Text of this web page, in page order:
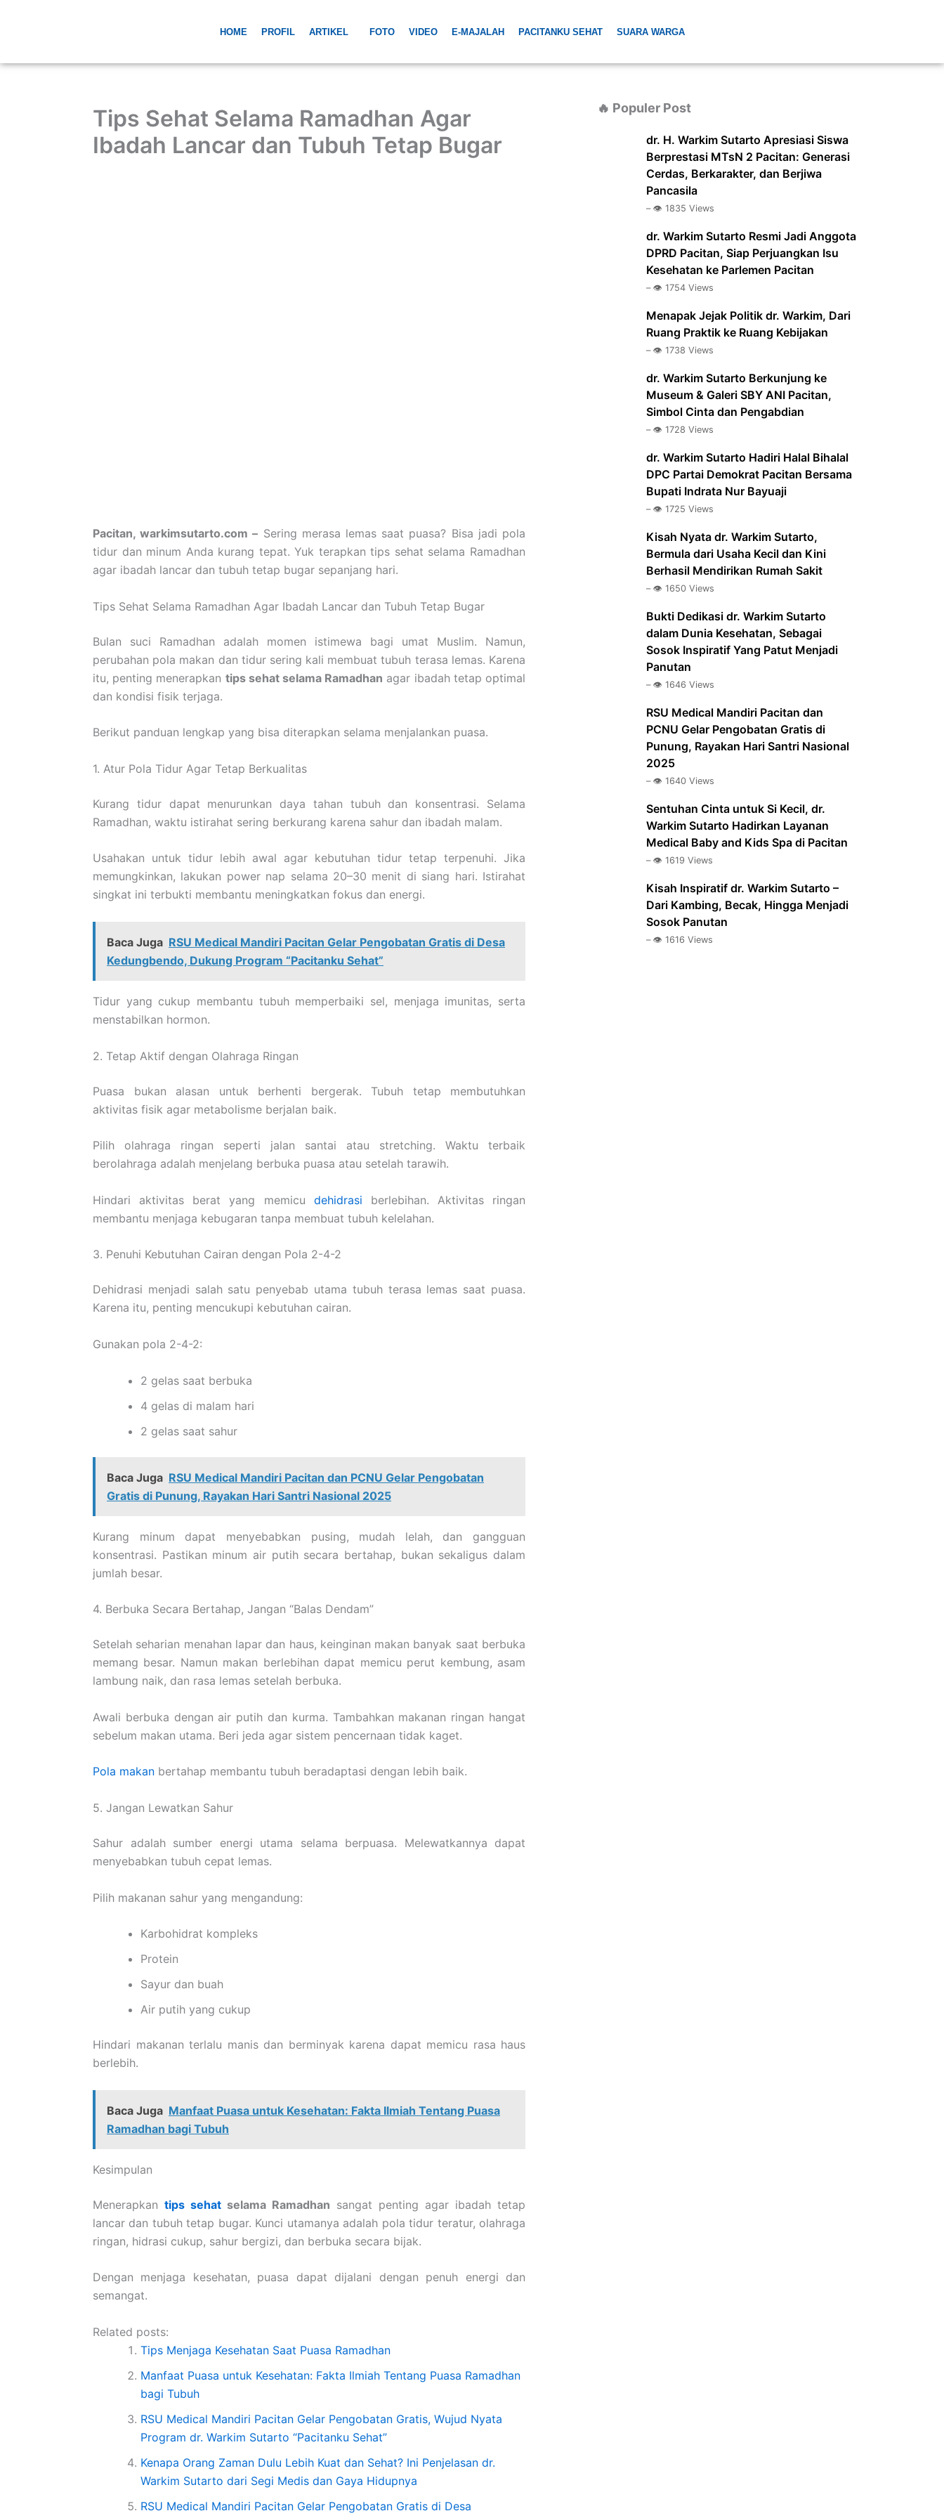
HOME PROFIL ARTIKEL FOTO VIDEO E-MAJALAH PACITANKU SEHAT SUARA WARGA
Tips Sehat Selama Ramadhan Agar
Ibadah Lancar dan Tubuh Tetap Bugar
Pacitan, warkimsutarto.com – Sering merasa lemas saat puasa? Bisa jadi pola
tidur dan minum Anda kurang tepat. Yuk terapkan tips sehat selama Ramadhan
agar ibadah lancar dan tubuh tetap bugar sepanjang hari.
Tips Sehat Selama Ramadhan Agar Ibadah Lancar dan Tubuh Tetap Bugar
Bulan suci Ramadhan adalah momen istimewa bagi umat Muslim. Namun,
perubahan pola makan dan tidur sering kali membuat tubuh terasa lemas. Karena
itu, penting menerapkan tips sehat selama Ramadhan agar ibadah tetap optimal
dan kondisi fisik terjaga.
Berikut panduan lengkap yang bisa diterapkan selama menjalankan puasa.
1. Atur Pola Tidur Agar Tetap Berkualitas
Kurang tidur dapat menurunkan daya tahan tubuh dan konsentrasi. Selama
Ramadhan, waktu istirahat sering berkurang karena sahur dan ibadah malam.
Usahakan untuk tidur lebih awal agar kebutuhan tidur tetap terpenuhi. Jika
memungkinkan, lakukan power nap selama 20–30 menit di siang hari. Istirahat
singkat ini terbukti membantu meningkatkan fokus dan energi.
Baca Juga RSU Medical Mandiri Pacitan Gelar Pengobatan Gratis di Desa
Kedungbendo, Dukung Program “Pacitanku Sehat”
Tidur yang cukup membantu tubuh memperbaiki sel, menjaga imunitas, serta
menstabilkan hormon.
2. Tetap Aktif dengan Olahraga Ringan
Puasa bukan alasan untuk berhenti bergerak. Tubuh tetap membutuhkan
aktivitas fisik agar metabolisme berjalan baik.
Pilih olahraga ringan seperti jalan santai atau stretching. Waktu terbaik
berolahraga adalah menjelang berbuka puasa atau setelah tarawih.
Hindari aktivitas berat yang memicu dehidrasi berlebihan. Aktivitas ringan
membantu menjaga kebugaran tanpa membuat tubuh kelelahan.
3. Penuhi Kebutuhan Cairan dengan Pola 2-4-2
Dehidrasi menjadi salah satu penyebab utama tubuh terasa lemas saat puasa.
Karena itu, penting mencukupi kebutuhan cairan.
Gunakan pola 2-4-2:
2 gelas saat berbuka
4 gelas di malam hari
2 gelas saat sahur
Baca Juga RSU Medical Mandiri Pacitan dan PCNU Gelar Pengobatan
Gratis di Punung, Rayakan Hari Santri Nasional 2025
Kurang minum dapat menyebabkan pusing, mudah lelah, dan gangguan
konsentrasi. Pastikan minum air putih secara bertahap, bukan sekaligus dalam
jumlah besar.
4. Berbuka Secara Bertahap, Jangan “Balas Dendam”
Setelah seharian menahan lapar dan haus, keinginan makan banyak saat berbuka
memang besar. Namun makan berlebihan dapat memicu perut kembung, asam
lambung naik, dan rasa lemas setelah berbuka.
Awali berbuka dengan air putih dan kurma. Tambahkan makanan ringan hangat
sebelum makan utama. Beri jeda agar sistem pencernaan tidak kaget.
Pola makan bertahap membantu tubuh beradaptasi dengan lebih baik.
5. Jangan Lewatkan Sahur
Sahur adalah sumber energi utama selama berpuasa. Melewatkannya dapat
menyebabkan tubuh cepat lemas.
Pilih makanan sahur yang mengandung:
Karbohidrat kompleks
Protein
Sayur dan buah
Air putih yang cukup
Hindari makanan terlalu manis dan berminyak karena dapat memicu rasa haus
berlebih.
Baca Juga Manfaat Puasa untuk Kesehatan: Fakta Ilmiah Tentang Puasa
Ramadhan bagi Tubuh
Kesimpulan
Menerapkan tips sehat selama Ramadhan sangat penting agar ibadah tetap
lancar dan tubuh tetap bugar. Kunci utamanya adalah pola tidur teratur, olahraga
ringan, hidrasi cukup, sahur bergizi, dan berbuka secara bijak.
Dengan menjaga kesehatan, puasa dapat dijalani dengan penuh energi dan
semangat.
Related posts:
Tips Menjaga Kesehatan Saat Puasa Ramadhan
Manfaat Puasa untuk Kesehatan: Fakta Ilmiah Tentang Puasa Ramadhan
bagi Tubuh
RSU Medical Mandiri Pacitan Gelar Pengobatan Gratis, Wujud Nyata
Program dr. Warkim Sutarto “Pacitanku Sehat”
Kenapa Orang Zaman Dulu Lebih Kuat dan Sehat? Ini Penjelasan dr.
Warkim Sutarto dari Segi Medis dan Gaya Hidupnya
RSU Medical Mandiri Pacitan Gelar Pengobatan Gratis di Desa
🔥 Populer Post
dr. H. Warkim Sutarto Apresiasi Siswa
Berprestasi MTsN 2 Pacitan: Generasi
Cerdas, Berkarakter, dan Berjiwa
Pancasila
– 👁️ 1835 Views
dr. Warkim Sutarto Resmi Jadi Anggota
DPRD Pacitan, Siap Perjuangkan Isu
Kesehatan ke Parlemen Pacitan
– 👁️ 1754 Views
Menapak Jejak Politik dr. Warkim, Dari
Ruang Praktik ke Ruang Kebijakan
– 👁️ 1738 Views
dr. Warkim Sutarto Berkunjung ke
Museum & Galeri SBY ANI Pacitan,
Simbol Cinta dan Pengabdian
– 👁️ 1728 Views
dr. Warkim Sutarto Hadiri Halal Bihalal
DPC Partai Demokrat Pacitan Bersama
Bupati Indrata Nur Bayuaji
– 👁️ 1725 Views
Kisah Nyata dr. Warkim Sutarto,
Bermula dari Usaha Kecil dan Kini
Berhasil Mendirikan Rumah Sakit
– 👁️ 1650 Views
Bukti Dedikasi dr. Warkim Sutarto
dalam Dunia Kesehatan, Sebagai
Sosok Inspiratif Yang Patut Menjadi
Panutan
– 👁️ 1646 Views
RSU Medical Mandiri Pacitan dan
PCNU Gelar Pengobatan Gratis di
Punung, Rayakan Hari Santri Nasional
2025
– 👁️ 1640 Views
Sentuhan Cinta untuk Si Kecil, dr.
Warkim Sutarto Hadirkan Layanan
Medical Baby and Kids Spa di Pacitan
– 👁️ 1619 Views
Kisah Inspiratif dr. Warkim Sutarto –
Dari Kambing, Becak, Hingga Menjadi
Sosok Panutan
– 👁️ 1616 Views